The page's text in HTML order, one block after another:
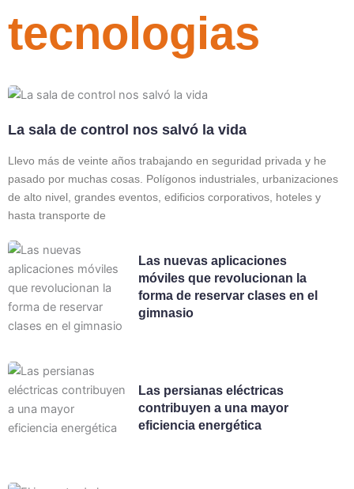
tecnologias
La sala de control nos salvó la vida
Llevo más de veinte años trabajando en seguridad privada y he
pasado por muchas cosas. Polígonos industriales, urbanizaciones
de alto nivel, grandes eventos, edificios corporativos, hoteles y
hasta transporte de
Las nuevas aplicaciones
móviles que revolucionan la
forma de reservar clases en el
gimnasio
Las persianas eléctricas
contribuyen a una mayor
eficiencia energética